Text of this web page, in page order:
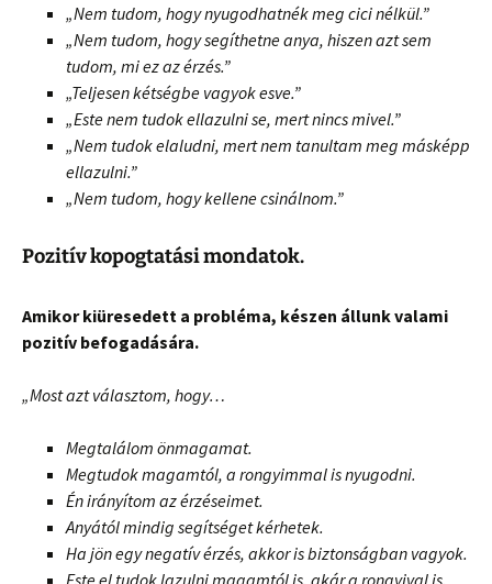
„Nem tudom, hogy nyugodhatnék meg cici nélkül.”
„Nem tudom, hogy segíthetne anya, hiszen azt sem
tudom, mi ez az érzés.”
„Teljesen kétségbe vagyok esve.”
„Este nem tudok ellazulni se, mert nincs mivel.”
„Nem tudok elaludni, mert nem tanultam meg másképp
ellazulni.”
„Nem tudom, hogy kellene csinálnom.”
Pozitív kopogtatási mondatok.
Amikor kiüresedett a probléma, készen állunk valami
pozitív befogadására.
„Most azt választom, hogy…
Megtalálom önmagamat.
Megtudok magamtól, a rongyimmal is nyugodni.
Én irányítom az érzéseimet.
Anyától mindig segítséget kérhetek.
Ha jön egy negatív érzés, akkor is biztonságban vagyok.